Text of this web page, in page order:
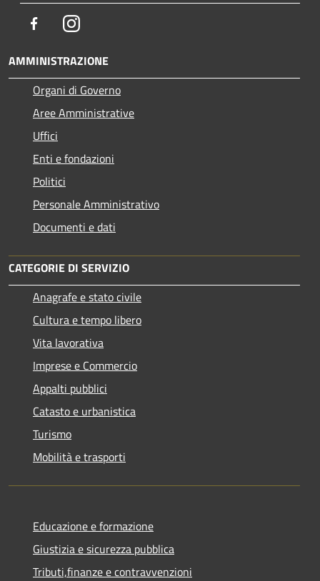
FacebookInstagram
AMMINISTRAZIONE
Organi di Governo
Aree Amministrative
Uffici
Enti e fondazioni
Politici
Personale Amministrativo
Documenti e dati
CATEGORIE DI SERVIZIO
Anagrafe e stato civile
Cultura e tempo libero
Vita lavorativa
Imprese e Commercio
Appalti pubblici
Catasto e urbanistica
Turismo
Mobilità e trasporti
Educazione e formazione
Giustizia e sicurezza pubblica
Tributi,finanze e contravvenzioni